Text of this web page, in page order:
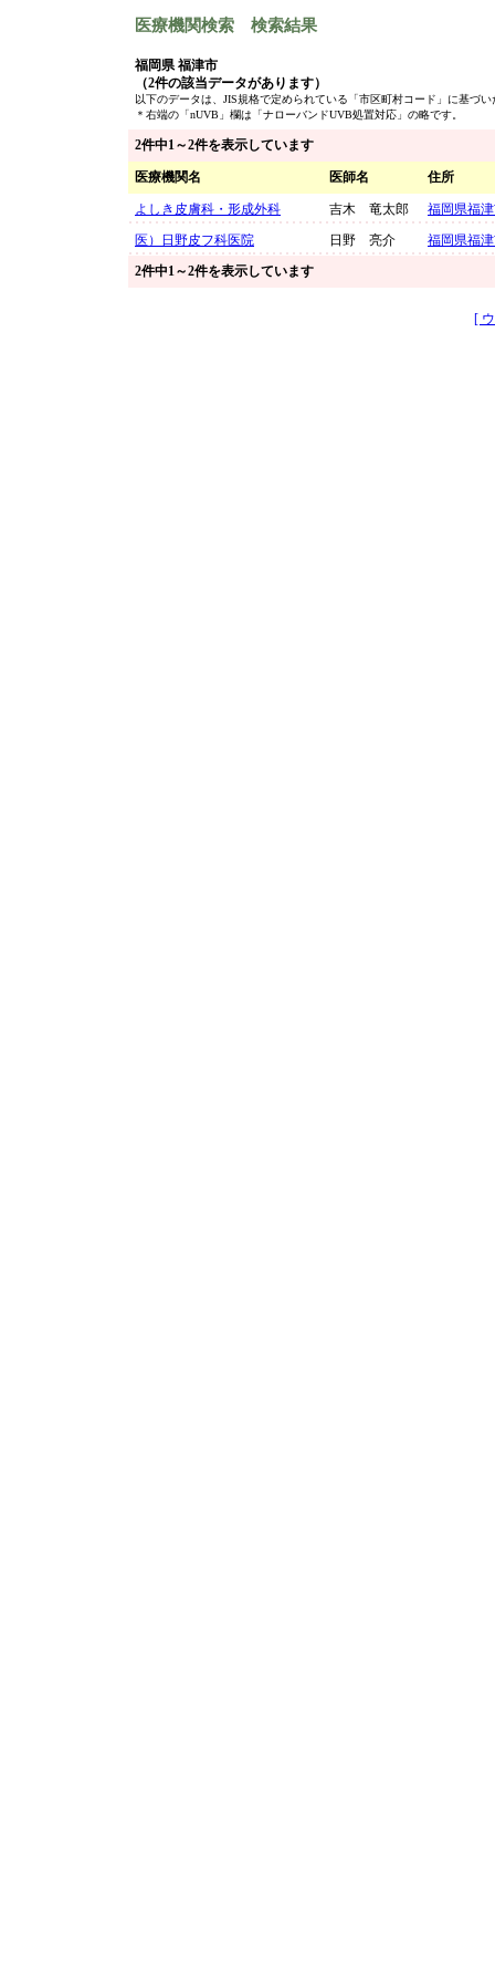
医療機関検索 検索結果
福岡県 福津市
（2件の該当データがあります）
以下のデータは、JIS規格で定められている「市区町村コード」に基づ
＊右端の「nUVB」欄は「ナローバンドUVB処置対応」の略です。
2件中1～2件を表示しています
医療機関名 医師名 住所
よしき皮膚科・形成外科 吉木 竜太郎
福岡県福
医）日野皮フ科医院
日野 亮介
福岡県福
2件中1～2件を表示しています
[